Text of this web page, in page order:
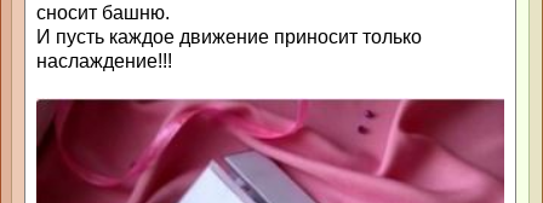
сносит башню.
И пусть каждое движение приносит только
наслаждение!!!